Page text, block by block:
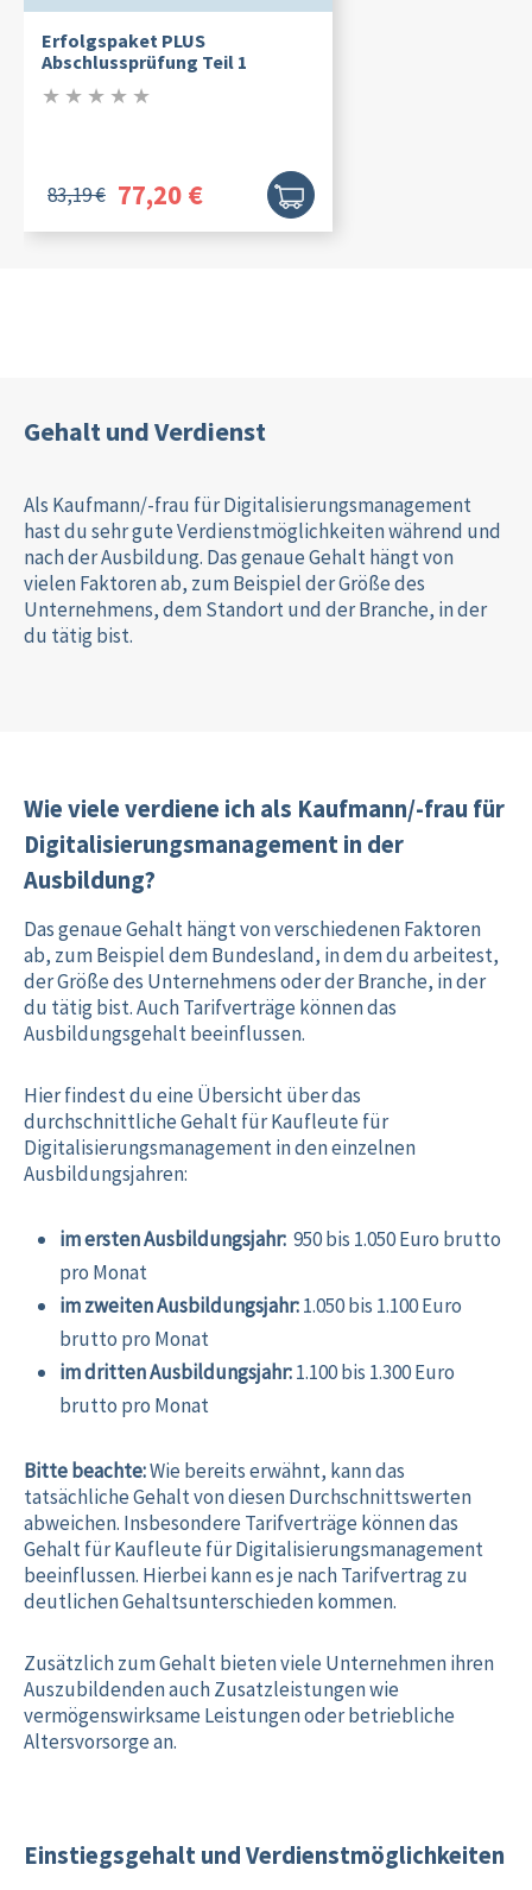
Erfolgspaket PLUS
Abschlussprüfung Teil 1
★ ★ ★ ★ ★
77,20 €
83,19 €
Gehalt und Verdienst
Als Kaufmann/-frau für Digitalisierungsmanagement
hast du sehr gute Verdienstmöglichkeiten während und
nach der Ausbildung. Das genaue Gehalt hängt von
vielen Faktoren ab, zum Beispiel der Größe des
Unternehmens, dem Standort und der Branche, in der
du tätig bist.
Wie viele verdiene ich als Kaufmann/-frau für
Digitalisierungsmanagement in der
Ausbildung?
Das genaue Gehalt hängt von verschiedenen Faktoren
ab, zum Beispiel dem Bundesland, in dem du arbeitest,
der Größe des Unternehmens oder der Branche, in der
du tätig bist. Auch Tarifverträge können das
Ausbildungsgehalt beeinflussen.
Hier findest du eine Übersicht über das
durchschnittliche Gehalt für Kaufleute für
Digitalisierungsmanagement in den einzelnen
Ausbildungsjahren:
im ersten Ausbildungsjahr: 950 bis 1.050 Euro brutto
pro Monat
im zweiten Ausbildungsjahr:1.050 bis 1.100 Euro
brutto pro Monat
im dritten Ausbildungsjahr:1.100 bis 1.300 Euro
brutto pro Monat
Bitte beachte:Wie bereits erwähnt, kann das
tatsächliche Gehalt von diesen Durchschnittswerten
abweichen. Insbesondere Tarifverträge können das
Gehalt für Kaufleute für Digitalisierungsmanagement
beeinflussen. Hierbei kann es je nach Tarifvertrag zu
deutlichen Gehaltsunterschieden kommen.
Zusätzlich zum Gehalt bieten viele Unternehmen ihren
Auszubildenden auch Zusatzleistungen wie
vermögenswirksame Leistungen oder betriebliche
Altersvorsorge an.
Einstiegsgehalt und Verdienstmöglichkeiten